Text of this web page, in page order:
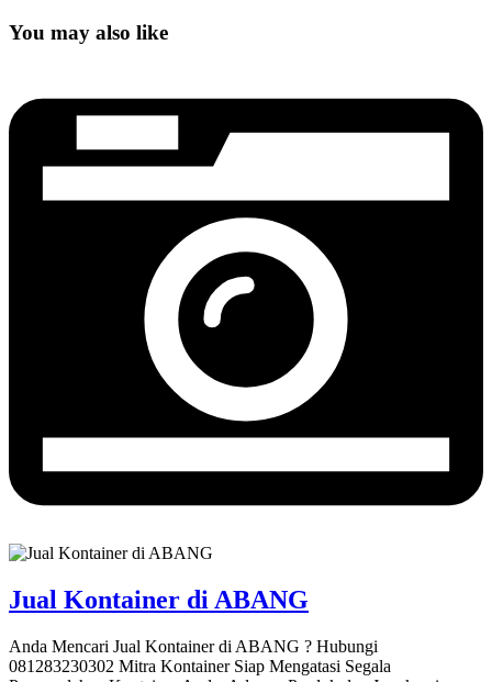
You may also like
Jual Kontainer di ABANG
Anda Mencari Jual Kontainer di ABANG ? Hubungi
081283230302 Mitra Kontainer Siap Mengatasi Segala